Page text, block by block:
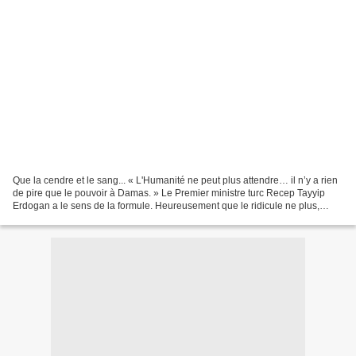
Que la cendre et le sang... « L'Humanité ne peut plus attendre… il n’y a rien
de pire que le pouvoir à Damas. » Le Premier ministre turc Recep Tayyip
Erdogan a le sens de la formule. Heureusement que le ridicule ne plus,